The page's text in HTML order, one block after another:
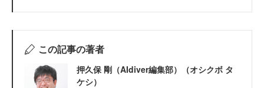
この記事の著者
押久保 剛（AIdiver編集部）（オシクボ タ
ケシ）